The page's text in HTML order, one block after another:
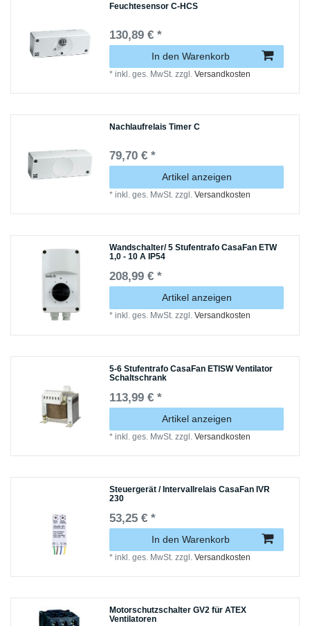
Feuchtesensor C-HCS
130,89 € *
In den Warenkorb
*inkl. ges. MwSt. zzgl.Versandkosten
Nachlaufrelais Timer C
79,70 € *
Artikel anzeigen
*inkl. ges. MwSt. zzgl.Versandkosten
Wandschalter/ 5 Stufentrafo CasaFan ETW
1,0 - 10 A IP54
208,99 € *
Artikel anzeigen
*inkl. ges. MwSt. zzgl.Versandkosten
5-6 Stufentrafo CasaFan ETISW Ventilator
Schaltschrank
113,99 € *
Artikel anzeigen
*inkl. ges. MwSt. zzgl.Versandkosten
Steuergerät / Intervallrelais CasaFan IVR
230
53,25 € *
In den Warenkorb
*inkl. ges. MwSt. zzgl.Versandkosten
Motorschutzschalter GV2 für ATEX
Ventilatoren